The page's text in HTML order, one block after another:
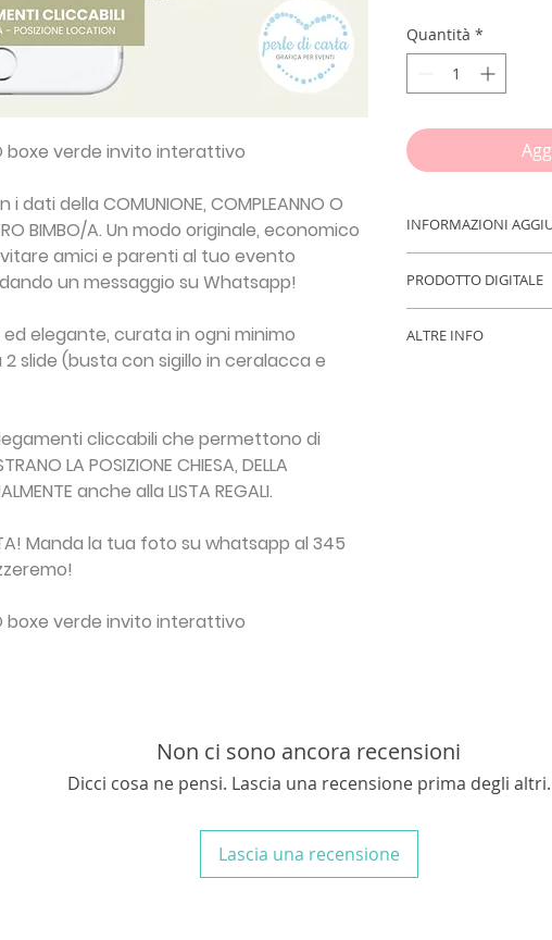
boxe verde invito interattivo
i dati della COMUNIONE, COMPLEANNO O
BIMBO/A. Un modo originale, economico
amici e parenti al tuo evento
un messaggio su Whatsapp!
elegante, curata in ogni minimo
slide (busta con sigillo in ceralacca e
cliccabili che permettono di
LA POSIZIONE CHIESA, DELLA
anche alla LISTA REGALI.
Manda la tua foto su whatsapp al 345
boxe verde invito interattivo
Quantità *
INFORMAZIONI
procedere con
- DATA ED ORARIO
EMAIL - NUMERO
PRODOTTO DIGITALE
NESSUN
ALTRE INFO
Non ci sono ancora recensioni
Dicci cosa ne pensi. Lascia una recensione prima degli altri.
Lascia una recensione